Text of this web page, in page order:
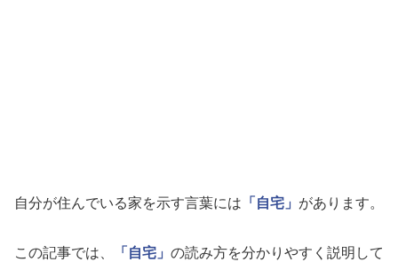
自分が住んでいる家を示す言葉には 「自宅」 があります。
この記事では、 「自宅」 の読み方を分かりやすく説明して